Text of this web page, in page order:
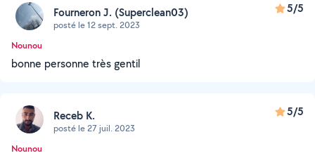
Fourneron J. (Superclean03)
posté le 12 sept. 2023
5/5
Nounou
bonne personne très gentil
Receb K.
posté le 27 juil. 2023
5/5
Nounou